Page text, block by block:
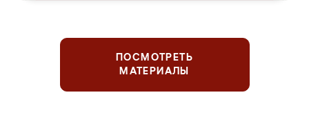
ПОСМОТРЕТЬ
МАТЕРИАЛЫ